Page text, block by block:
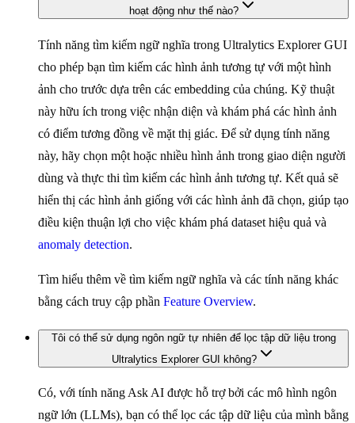
hoạt động như thế nào?
Tính năng tìm kiếm ngữ nghĩa trong Ultralytics Explorer GUI
cho phép bạn tìm kiếm các hình ảnh tương tự với một hình
ảnh cho trước dựa trên các embedding của chúng. Kỹ thuật
này hữu ích trong việc nhận diện và khám phá các hình ảnh
có điểm tương đồng về mặt thị giác. Để sử dụng tính năng
này, hãy chọn một hoặc nhiều hình ảnh trong giao diện người
dùng và thực thi tìm kiếm các hình ảnh tương tự. Kết quả sẽ
hiển thị các hình ảnh giống với các hình ảnh đã chọn, giúp tạo
điều kiện thuận lợi cho việc khám phá dataset hiệu quả và
anomaly detection.
Tìm hiểu thêm về tìm kiếm ngữ nghĩa và các tính năng khác
bằng cách truy cập phần Feature Overview.
Tôi có thể sử dụng ngôn ngữ tự nhiên để lọc tập dữ liệu trong
Ultralytics Explorer GUI không?
Có, với tính năng Ask AI được hỗ trợ bởi các mô hình ngôn
ngữ lớn (LLMs), bạn có thể lọc các tập dữ liệu của mình bằng